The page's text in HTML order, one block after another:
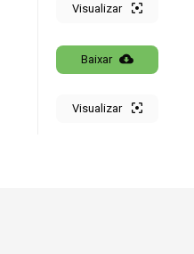
Visualizar
Baixar
Visualizar